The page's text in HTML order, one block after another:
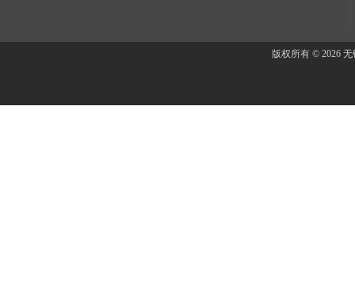
版权所有 © 2026